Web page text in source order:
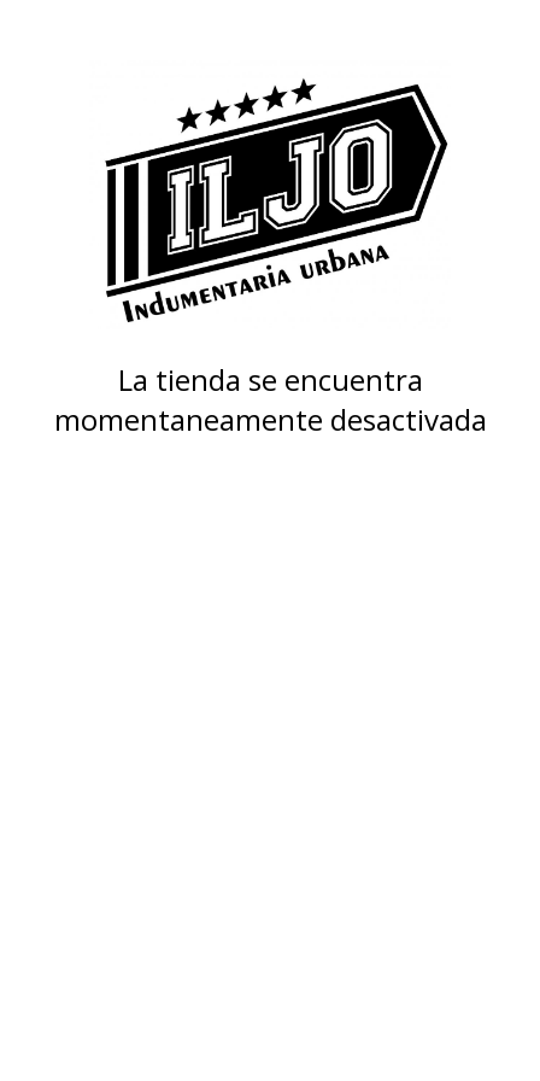
La tienda se encuentra
momentaneamente desactivada